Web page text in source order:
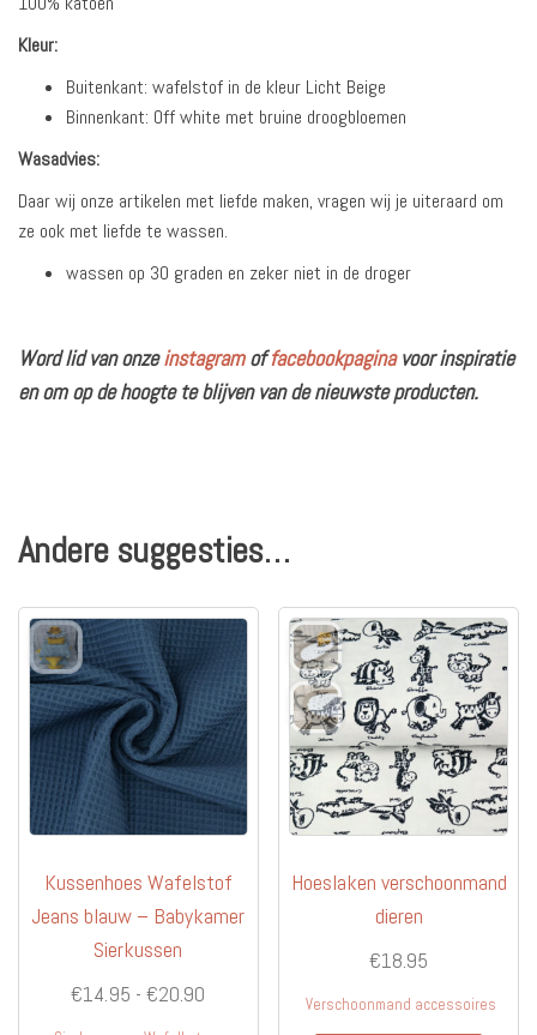
Kleur:
Buitenkant: wafelstof in de kleur Licht Beige
Binnenkant: Off white met bruine droogbloemen
Wasadvies:
Daar wij onze artikelen met liefde maken, vragen wij je uiteraard om
ze ook met liefde te wassen.
wassen op 30 graden en zeker niet in de droger
Word lid van onzeinstagramoffacebookpaginavoor inspiratie
en om op de hoogte te blijven van de nieuwste producten.
Andere suggesties…
Kussenhoes Wafelstof
Jeans blauw – Babykamer
Sierkussen
€14.95 - €20.90
Hoeslaken verschoonmand
dieren
€18.95
Verschoonmand accessoires